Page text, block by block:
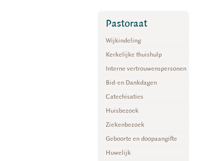
Pastoraat
Wijkindeling
Kerkelijke thuishulp
Interne vertrouwenspersonen
Bid-en Dankdagen
Catechisaties
Huisbezoek
Ziekenbezoek
Geboorte en doopaangifte
Huwelijk